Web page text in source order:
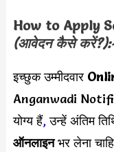
How to Apply
(आवेदन कैसे
इच्छुक उम्मीदवार
Anganwadi
योग्य हैं,उन्हें अंतिम
ऑनलाइनभर लेना